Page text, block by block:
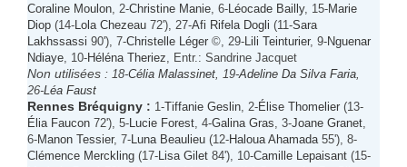
Coraline Moulon , 2-Christine Manie , 6- Léocade Bailly, 15-Marie
Diop (14- Lola Chezeau 72'), 27-Afi Rifela Dogli (11-Sara
Lakhssassi 90'), 7-Christelle Léger ©, 29- Lili Teinturier, 9-Nguenar
Ndiaye , 10-Héléna Theriez , Entr.: Sandrine Jacquet
Non utilisées : 18-Célia Malassinet , 19-Adeline Da Silva Faria
26-Léa Faust
Rennes Bréquigny : 1-Tiffanie Geslin , 2-Élise Thomelier (13-
Élia Faucon 72'), 5- Lucie Forest , 4-Galina Gras , 3-Joane Granet
6-Manon Tessier, 7- Luna Beaulieu (12-Haloua Ahamada 55'), 8-
Clémence Merckling (17- Lisa Gilet 84'), 10-Camille Lepaisant (15-